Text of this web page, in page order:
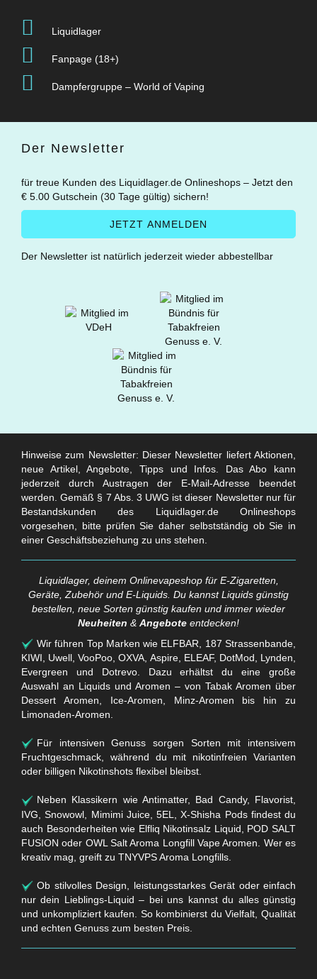
Liquidlager
Fanpage (18+)
Dampfergruppe – World of Vaping
Der Newsletter
für treue Kunden des Liquidlager.de Onlineshops – Jetzt den
€ 5.00 Gutschein (30 Tage gültig) sichern!
Der Newsletter ist natürlich jederzeit wieder abbestellbar
Hinweise zum Newsletter: Dieser Newsletter liefert Aktionen,
neue Artikel, Angebote, Tipps und Infos. Das Abo kann
jederzeit durch Austragen der E-Mail-Adresse beendet
werden. Gemäß § 7 Abs. 3 UWG ist dieser Newsletter nur für
Bestandskunden des Liquidlager.de Onlineshops
vorgesehen, bitte prüfen Sie daher selbstständig ob Sie in
einer Geschäftsbeziehung zu uns stehen.
Liquidlager, deinem Onlinevapeshop für E-Zigaretten,
Geräte, Zubehör und E-Liquids. Du kannst Liquids günstig
bestellen, neue Sorten günstig kaufen und immer wieder
Neuheiten & Angebote entdecken!
Wir führen Top Marken wie ELFBAR, 187 Strassenbande,
KIWI, Uwell, VooPoo, OXVA, Aspire, ELEAF, DotMod, Lynden,
Evergreen und Dotrevo. Dazu erhältst du eine große
Auswahl an Liquids und Aromen – von Tabak Aromen über
Dessert Aromen, Ice-Aromen, Minz-Aromen bis hin zu
Limonaden-Aromen.
Für intensiven Genuss sorgen Sorten mit intensivem
Fruchtgeschmack, während du mit nikotinfreien Varianten
oder billigen Nikotinshots flexibel bleibst.
Neben Klassikern wie Antimatter, Bad Candy, Flavorist,
IVG, Snowowl, Mimimi Juice, 5EL, X-Shisha Pods findest du
auch Besonderheiten wie Elfliq Nikotinsalz Liquid, POD SALT
FUSION oder OWL Salt Aroma Longfill Vape Aromen. Wer es
kreativ mag, greift zu TNYVPS Aroma Longfills.
Ob stilvolles Design, leistungsstarkes Gerät oder einfach
nur dein Lieblings-Liquid – bei uns kannst du alles günstig
und unkompliziert kaufen. So kombinierst du Vielfalt, Qualität
und echten Genuss zum besten Preis.